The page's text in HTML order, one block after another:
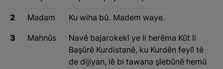
2 Madam Ku wiha bû. Madem waye.
3 Mahnûs
Navê bajarokekî ye li herêma Kût li
Başûrê Kurdistanê, ku Kurdên feylî tê
de dijiyan, lê bi tawana şîebûnê hemû